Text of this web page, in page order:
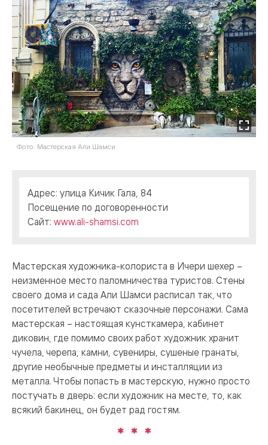
Фото: Мастерская Али Шамси
Адрес: улица Кичик Гала, 84
Посещение по договоренности
Сайт: www.ali-shamsi.com
Мастерская художника-колориста в Ичери шехер –
неизменное место паломничества туристов. Стены
своего дома и сада Али Шамси расписал так, что
посетителей встречают сказочные персонажи. Сама
мастерская – настоящая кунсткамера, кабинет
диковин, где помимо своих работ художник хранит
чучела, черепа, камни, сувениры, сушеные гранаты,
другие необычные предметы и инсталляции из
металла. Чтобы попасть в мастерскую, нужно просто
постучать в дверь: если художник на месте, то, как
всякий бакинец, он будет рад гостям.